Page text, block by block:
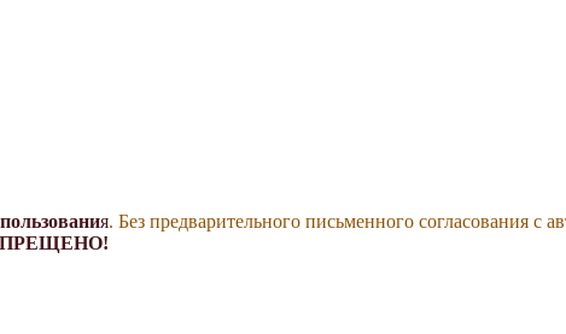
я. Без предварительного письменного согласования с